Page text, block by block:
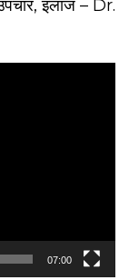
इलाज – Dr.
07:00